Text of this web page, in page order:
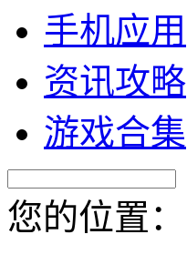
手机应用
资讯攻略
游戏合集
您的位置：